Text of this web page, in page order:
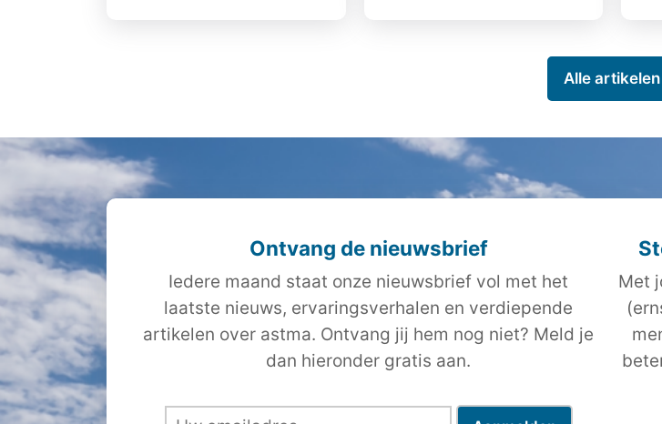
Alle artikelen
Ontvang de nieuwsbrief
Iedere maand staat onze nieuwsbrief vol met het
laatste nieuws, ervaringsverhalen en verdiepende
artikelen over astma. Ontvang jij hem nog niet? Meld je
dan hieronder gratis aan.
Met